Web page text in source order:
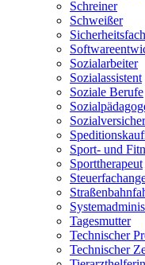
Schreiner
Schweißer
Sozialarbeiter
Sozialassistent
Soziale Berufe
Sport- und
Sporttherapeut
Tagesmutter
Technischer
Technischer